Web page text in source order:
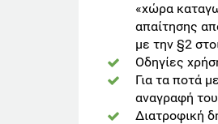
«χώρα
απαίτησης
με την §2
Οδηγίες
Για τα ποτά
αναγραφή
Διατροφική